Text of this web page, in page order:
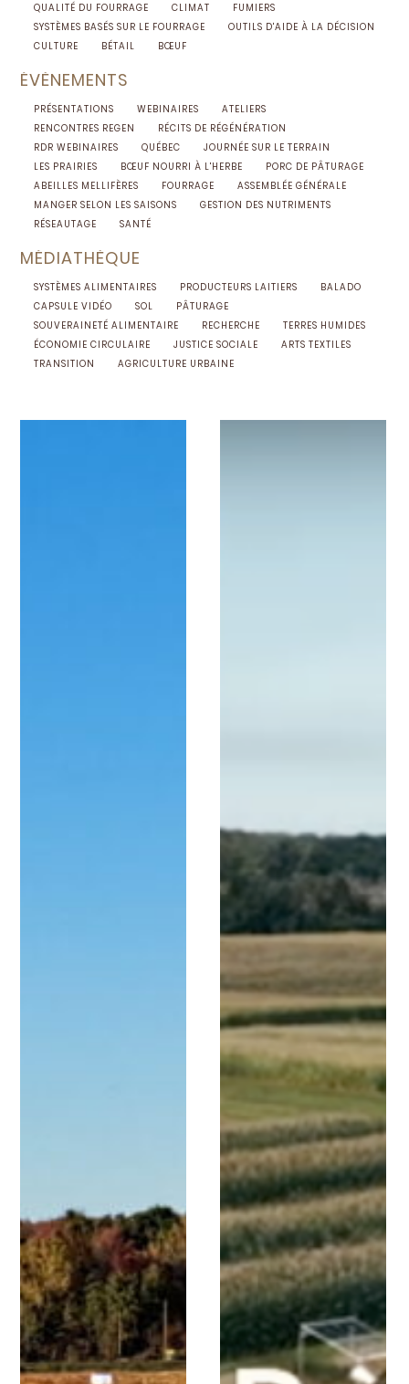
QUALITÉ DU FOURRAGE
CLIMAT
FUMIERS
SYSTÈMES BASÉS SUR LE FOURRAGE
OUTILS D'AIDE À LA DÉCISION
CULTURE
BÉTAIL BŒUF
ÉVÈNEMENTS
PRÉSENTATIONS WEBINAIRES
ATELIERS
RENCONTRES REGEN
RÉCITS DE RÉGÉNÉRATION
RDR WEBINAIRES
QUÉBEC
JOURNÉE SUR LE TERRAIN
LES PRAIRIES
BŒUF NOURRI À L'HERBE
PORC DE PÂTURAGE
ABEILLES MELLIFÈRES
FOURRAGE
ASSEMBLÉE GÉNÉRALE
MANGER SELON LES SAISONS
GESTION DES NUTRIMENTS
RÉSEAUTAGE
SANTÉ
MÉDIATHÈQUE
SYSTÈMES ALIMENTAIRES PRODUCTEURS LAITIERS
BALADO
CAPSULE VIDÉO
SOL
PÂTURAGE
SOUVERAINETÉ ALIMENTAIRE
RECHERCHE
TERRES HUMIDES
ÉCONOMIE CIRCULAIRE
JUSTICE SOCIALE
ARTS TEXTILES
TRANSITION
AGRICULTURE URBAINE